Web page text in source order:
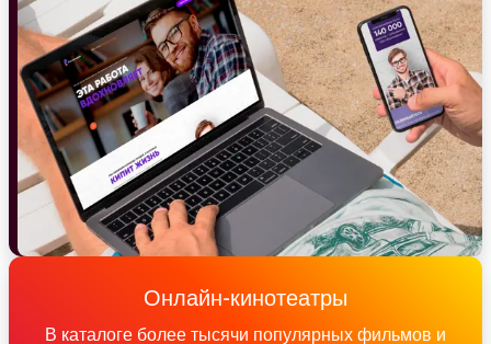
Онлайн-кинотеатры
В каталоге более тысячи популярных фильмов и